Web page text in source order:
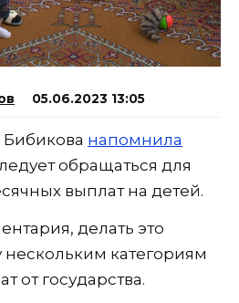
05.06.2023 13:05
напомнила
обращаться для
выплат на детей.
делать это
категориям
от государства.